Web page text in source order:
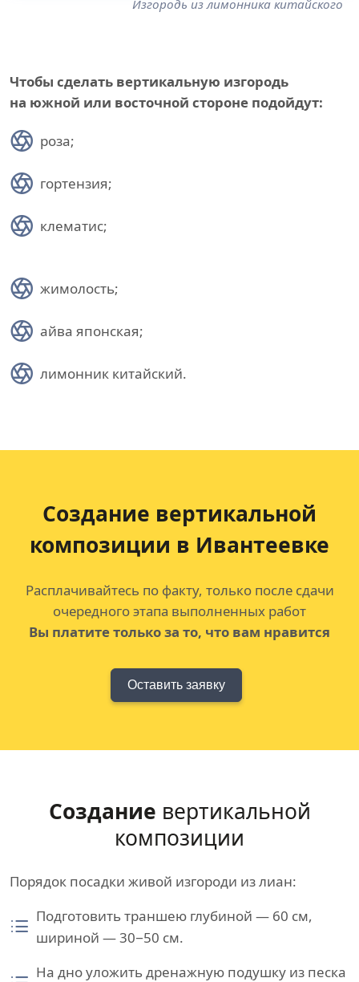
Изгородь из лимонника китайского
Чтобы сделать вертикальную изгородь
на южной или восточной стороне подойдут:
роза;
гортензия;
клематис;
жимолость;
айва японская;
лимонник китайский.
Создание вертикальной
композиции в Ивантеевке
Расплачивайтесь по факту, только после сдачи
очередного этапа выполненных работ
Вы платите только за то, что вам нравится
Оставить заявку
Создание вертикальной
композиции
Порядок посадки живой изгороди из лиан:
Подготовить траншею глубиной — 60 см,
шириной — 30−50 см.
На дно уложить дренажную подушку из песка